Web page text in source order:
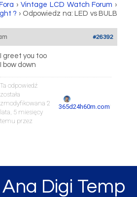
› Vintage LCD Watch Forum ›
? › Odpowiedz na: LED vs BULB
#26392
I greet you too
I bow down
Ta odpowiedź
została
zmodyfikowana 2
lata, 5 miesięcy
temu przez
365d24h60m.com.
Digi Temp